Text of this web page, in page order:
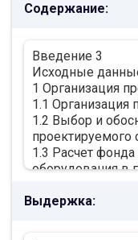
Содержание:
Введение 3
Исходные
1 Организация
1.1 Организация
1.2 Выбор и
проектируемого
1.3 Расчет
оборудования в
объекта 12
Выдержка: